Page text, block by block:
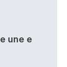
une e